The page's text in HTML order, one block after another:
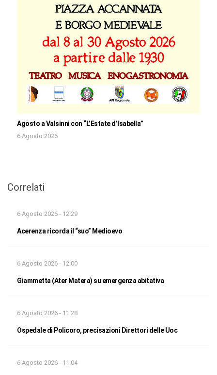
Agosto a Valsinni con “L’Estate d’Isabella”
6 Agosto 2026
Correlati
6 Agosto 2026 - 12:29
Acerenza ricorda il “suo” Medioevo
6 Agosto 2026 - 12:00
Giammetta (Ater Matera) su emergenza abitativa
6 Agosto 2026 - 11:28
Ospedale di Policoro, precisazioni Direttori delle Uoc
6 Agosto 2026 - 11:04